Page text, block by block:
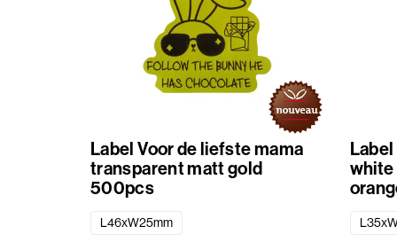
Label Voor de liefste mama
transparent matt gold
500pcs
L46xW25mm
white